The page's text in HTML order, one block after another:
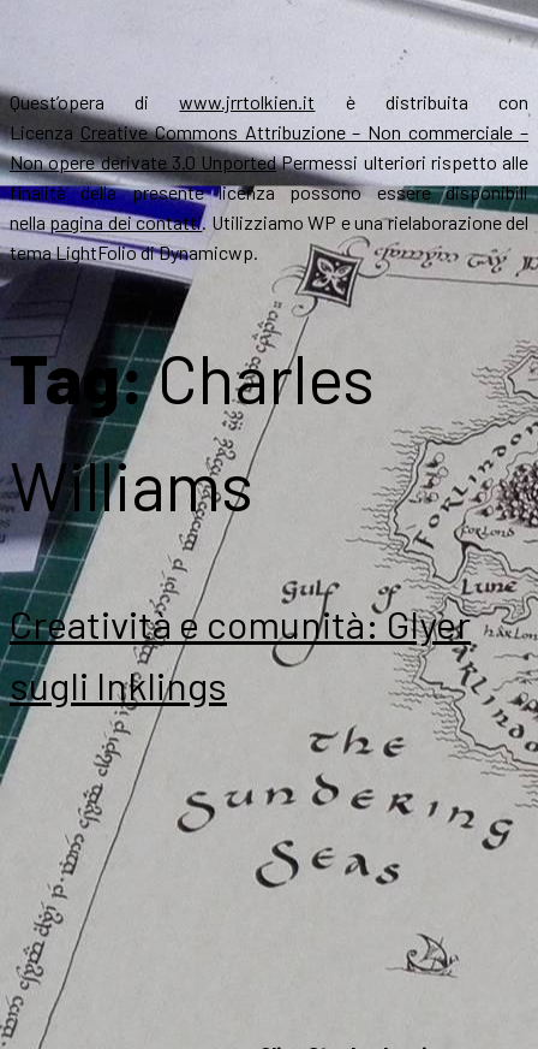
Quest’opera diwww.jrrtolkien.it è distribuita con
Licenza Creative Commons Attribuzione – Non commerciale –
Non opere derivate 3.0 UnportedPermessi ulteriori rispetto alle
finalità della presente licenza possono essere disponibili
nellapagina dei contatti. Utilizziamo WP e una rielaborazione del
tema LightFolio di Dynamicwp.
Tag:Charles
Williams
Creatività e comunità: Glyer
sugli Inklings